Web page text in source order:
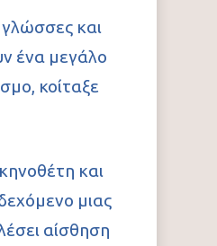
και
ένα μεγάλο
κοίταξε
και
μιας
αίσθηση
& Τέχνες